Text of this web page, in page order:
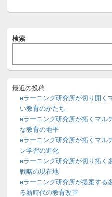
イ
イ
バ
検索
最近の投稿
eラーニング研究所が切り開く
い教育のかたち
eラーニング研究所が拓くマル
な教育の地平
eラーニング研究所が拓くマル
ン学習の進化
eラーニング研究所が切り拓く
戦略の現在地
eラーニング研究所が提案する
る新時代の教育改革